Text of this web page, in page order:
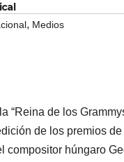
, Medios
“Reina de los
de los premios
compositor húngaro